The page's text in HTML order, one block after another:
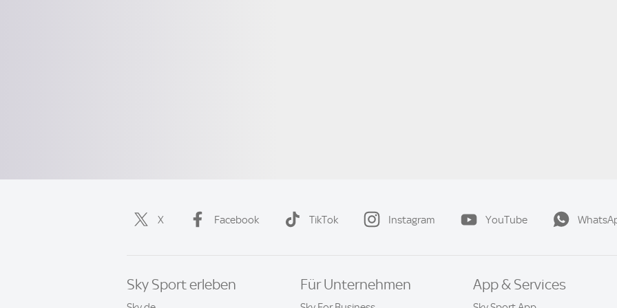
X Facebook TikTok Instagram YouTube
Sky Sport erleben Für Unternehmen App & Services